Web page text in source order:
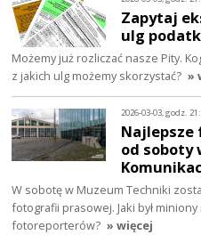
Zapytaj
ulg
Możemy już rozliczać nasze Pity.
z jakich ulg możemy skorzystać? »
2026-03-03, godz.
Najlepsze
od soboty
W sobotę w Muzeum Techniki
fotografii prasowej. Jaki był
fotoreporterów? » więcej